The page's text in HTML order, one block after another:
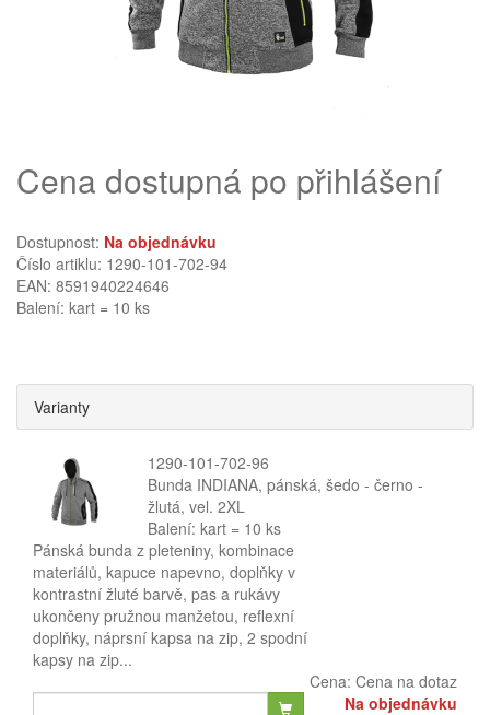
Cena dostupná po přihlášení
Dostupnost: Na objednávku
Číslo artiklu: 1290-101-702-94
EAN: 8591940224646
Balení: kart = 10 ks
Varianty
1290-101-702-96
Bunda INDIANA, pánská, šedo - černo -
žlutá, vel. 2XL
Balení: kart = 10 ks
Pánská bunda z pleteniny, kombinace
materiálů, kapuce napevno, doplňky v
kontrastní žluté barvě, pas a rukávy
ukončeny pružnou manžetou, reflexní
doplňky, náprsní kapsa na zip, 2 spodní
kapsy na zip...
Cena: Cena na dotaz
Na objednávku